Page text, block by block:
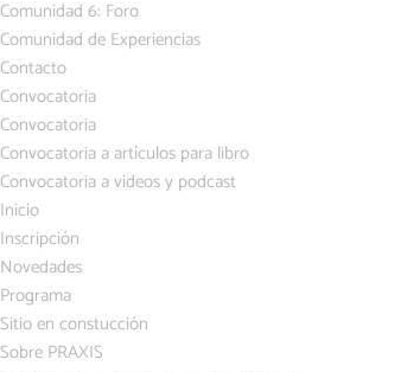
Comunidad 6: Foro
Comunidad de Experiencias
Contacto
Convocatoria
Convocatoria
Convocatoria a artículos para libro
Convocatoria a videos y podcast
Inicio
Inscripción
Novedades
Programa
Sitio en constucción
Sobre PRAXIS